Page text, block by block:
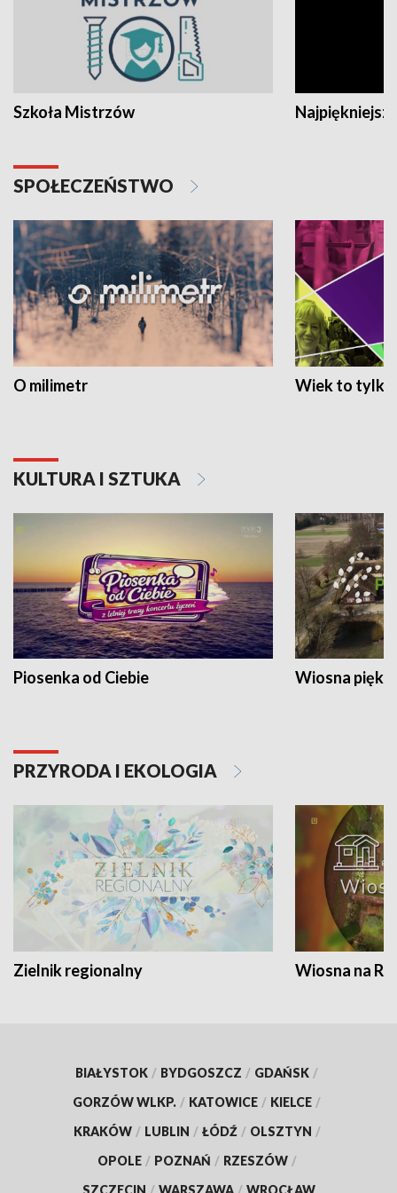
Szkoła Mistrzów
SPOŁECZEŃSTWO
O milimetr Wiek to tylko
KULTURA I SZTUKA
Piosenka od Ciebie Wiosna
PRZYRODA I EKOLOGIA
Zielnik regionalny Wiosna na
BIAŁYSTOK / BYDGOSZCZ / GDAŃSK /
GORZÓW WLKP. / KATOWICE / KIELCE /
KRAKÓW / LUBLIN / ŁÓDŹ / OLSZTYN /
OPOLE / POZNAŃ / RZESZÓW /
SZCZECIN / WARSZAWA / WROCŁAW